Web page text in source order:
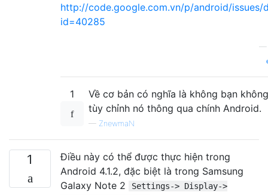
http://code.google.com.vn/p/android/issues/
id=40285
1
Về cơ bản có nghĩa là không bạn
tùy chỉnh nó thông qua chính Android.
— ZnewmaN
1
Điều này có thể được thực hiện trong
Android 4.1.2, đặc biệt là trong Samsung
Galaxy Note 2
Settings-> Display->